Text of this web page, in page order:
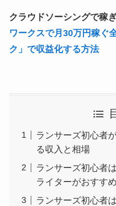
クラウドソーシングで稼
ワークスで月30万円稼ぐ
ク」で収益化する方法
ランサーズ初心者
る収入と相場
ランサーズ初心者
ライターがおすすめ
ランサーズ初心者